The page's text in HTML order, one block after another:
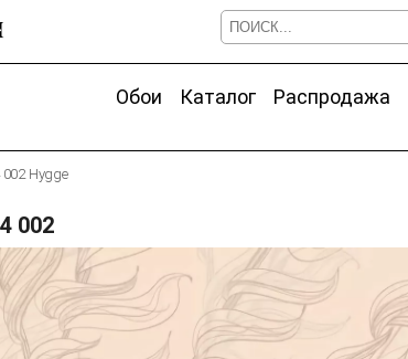
Обои Каталог Распродажа
002 Hygge
002